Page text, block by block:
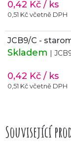
0,42 Kč / ks
0,51 Kč včetně DPH
JCB9/C -
Skladem |
0,42 Kč / ks
0,51 Kč včetně DPH
Související